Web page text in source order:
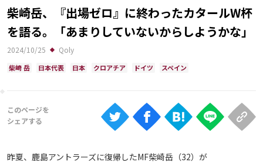
日程・結果
Schedule
ランキング
大会について
About
柴崎岳、『出場ゼロ』に終わったカタールW杯
を語る。「あまりしていないからしようかな」
2024/10/25 Qoly
柴崎 岳 日本代表 日本 クロアチア ドイツ スペイン
昨夏、鹿島アントラーズに復帰したMF柴崎岳（32）が